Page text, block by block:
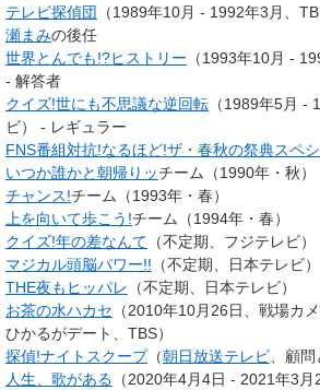
テレビ探偵団
（1989年10月 - 1992年3月、
瀬まみの後任
世界とんでも!?ヒストリー （1993年10月 -
- 解答者
クイズ!世にも不思議な逆回転 （1989年5月 -
ビ） - レギュラー
FNS番組対抗!なるほど!ザ・春秋の祭典スペ
いつか誰かと朝帰りッチーム（1990年・秋）
チャンス!チーム（1993年・春）
上を向いて歩こう!チーム（1994年・春）
クイズ!年の差なんて （不定期、フジテレビ）
マジカル頭脳パワー!! （不定期、日本テレビ）
THE夜もヒッパレ （不定期、日本テレビ）
お茶の水ハカセ （2010年10月26日、戦場カ
ひかるがデート、TBS）
探偵!ナイトスクープ（朝日放送テレビ、顧問
人生、歌がある （2020年4月4日 - 2021年3月